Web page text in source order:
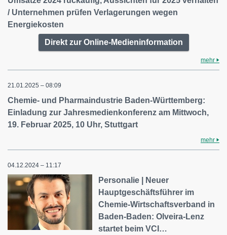
/ Unternehmen prüfen Verlagerungen wegen
Energiekosten
Direkt zur Online-Medieninformation
mehr
21.01.2025 – 08:09
Chemie- und Pharmaindustrie Baden-Württemberg:
Einladung zur Jahresmedienkonferenz am Mittwoch,
19. Februar 2025, 10 Uhr, Stuttgart
mehr
04.12.2024 – 11:17
Personalie | Neuer
Hauptgeschäftsführer im
Chemie-Wirtschaftsverband in
Baden-Baden: Olveira-Lenz
startet beim VCI…